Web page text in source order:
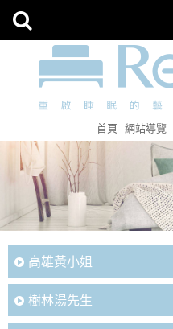
首頁 網站導覽
高雄黃小姐
樹林湯先生